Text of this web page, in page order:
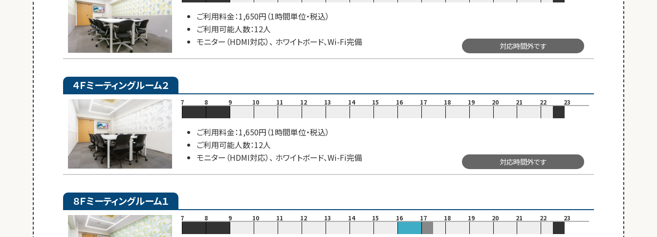
ご利用料金：1,650円（1時間単位・税込）
ご利用可能人数：12人
モニター（HDMI対応）、 ホワイトボード、Wi-Fi完備
対応時間外です
４Ｆミーティングルーム２
7 8 9 10 11 12 13 14 15 16 17 18 19 20 21 22 23
ご利用料金：1,650円（1時間単位・税込）
ご利用可能人数：12人
モニター（HDMI対応）、 ホワイトボード、Wi-Fi完備
対応時間外です
８Ｆミーティングルーム１
7 8 9 10 11 12 13 14 15 16 17 18 19 20 21 22 23